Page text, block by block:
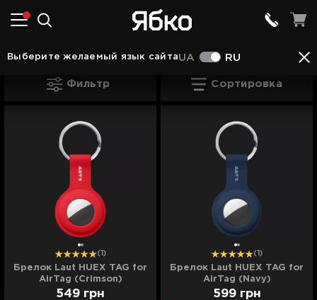
Выберите желаемый язык сайтаUA RU
Аксессуары Кременчуке Аксессуары для
Аксессуары для AirTag Кременчуке
Фильтр Сортировка
(1)
Брелок Laut HUEX TAG for
AirTag (Crimson)
549 грн
(1)
Брелок Laut HUEX TAG for
AirTag (Navy)
599 грн